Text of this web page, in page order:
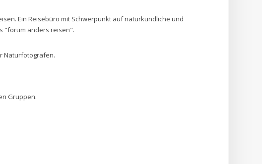
Ein Reisebüro mit Schwerpunkt auf naturkundliche und
"forum anders reisen".
Naturfotografen.
Gruppen.